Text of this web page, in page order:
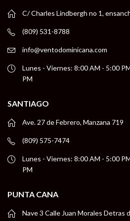
C/ Charles Lindbergh no 1,
(809) 531-8788
info@ventodominicana.com
Lunes - Viernes: 8:00 AM - 5:00
PM
SANTIAGO
Ave. 27 de Febrero, Manzana 719
(809) 575-7474
Lunes - Viernes: 8:00 AM - 5:00
PM
PUNTA CANA
Nave 3 Calle Juan Morales Detras